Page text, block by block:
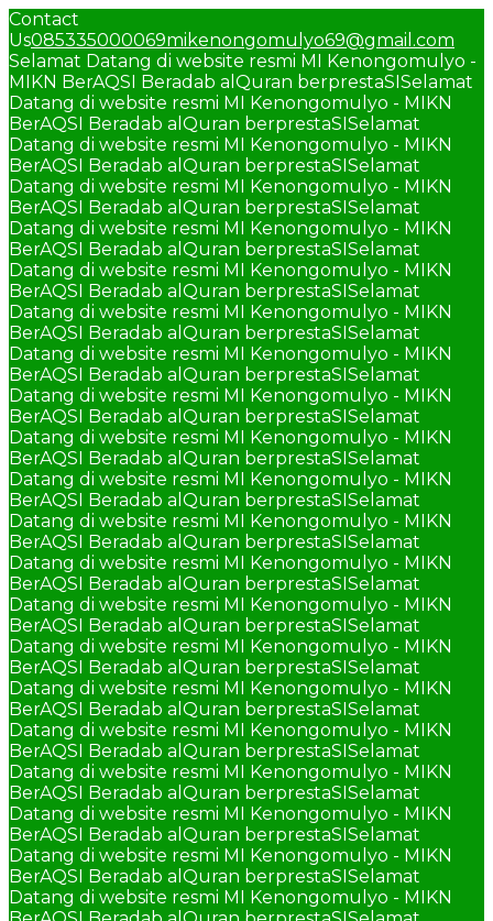
Contact
Us085335000069mikenongomulyo69@gmail.com
Selamat Datang di website resmi MI Kenongomulyo -
MIKN BerAQSI Beradab alQuran berprestaSISelamat
Datang di website resmi MI Kenongomulyo - MIKN
BerAQSI Beradab alQuran berprestaSISelamat
Datang di website resmi MI Kenongomulyo - MIKN
BerAQSI Beradab alQuran berprestaSISelamat
Datang di website resmi MI Kenongomulyo - MIKN
BerAQSI Beradab alQuran berprestaSISelamat
Datang di website resmi MI Kenongomulyo - MIKN
BerAQSI Beradab alQuran berprestaSISelamat
Datang di website resmi MI Kenongomulyo - MIKN
BerAQSI Beradab alQuran berprestaSISelamat
Datang di website resmi MI Kenongomulyo - MIKN
BerAQSI Beradab alQuran berprestaSISelamat
Datang di website resmi MI Kenongomulyo - MIKN
BerAQSI Beradab alQuran berprestaSISelamat
Datang di website resmi MI Kenongomulyo - MIKN
BerAQSI Beradab alQuran berprestaSISelamat
Datang di website resmi MI Kenongomulyo - MIKN
BerAQSI Beradab alQuran berprestaSISelamat
Datang di website resmi MI Kenongomulyo - MIKN
BerAQSI Beradab alQuran berprestaSISelamat
Datang di website resmi MI Kenongomulyo - MIKN
BerAQSI Beradab alQuran berprestaSISelamat
Datang di website resmi MI Kenongomulyo - MIKN
BerAQSI Beradab alQuran berprestaSISelamat
Datang di website resmi MI Kenongomulyo - MIKN
BerAQSI Beradab alQuran berprestaSISelamat
Datang di website resmi MI Kenongomulyo - MIKN
BerAQSI Beradab alQuran berprestaSISelamat
Datang di website resmi MI Kenongomulyo - MIKN
BerAQSI Beradab alQuran berprestaSISelamat
Datang di website resmi MI Kenongomulyo - MIKN
BerAQSI Beradab alQuran berprestaSISelamat
Datang di website resmi MI Kenongomulyo - MIKN
BerAQSI Beradab alQuran berprestaSISelamat
Datang di website resmi MI Kenongomulyo - MIKN
BerAQSI Beradab alQuran berprestaSISelamat
Datang di website resmi MI Kenongomulyo - MIKN
BerAQSI Beradab alQuran berprestaSISelamat
Datang di website resmi MI Kenongomulyo - MIKN